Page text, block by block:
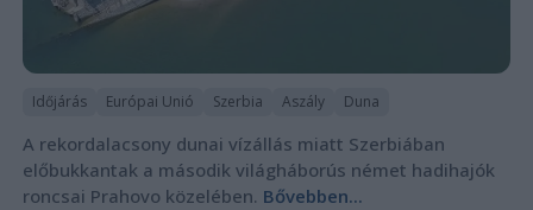
Időjárás Európai Unió Szerbia Aszály Duna
A rekordalacsony dunai vízállás miatt Szerbiában
előbukkantak a második világháborús német hadihajók
roncsai Prahovo közelében. Bővebben...